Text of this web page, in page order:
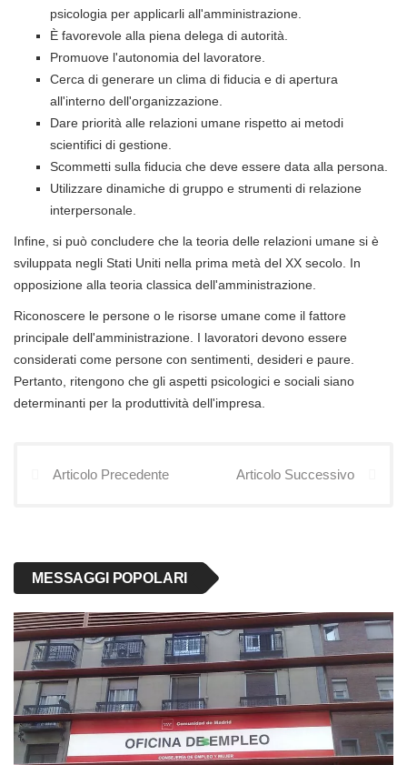
psicologia per applicarli all'amministrazione.
È favorevole alla piena delega di autorità.
Promuove l'autonomia del lavoratore.
Cerca di generare un clima di fiducia e di apertura
all'interno dell'organizzazione.
Dare priorità alle relazioni umane rispetto ai metodi
scientifici di gestione.
Scommetti sulla fiducia che deve essere data alla persona.
Utilizzare dinamiche di gruppo e strumenti di relazione
interpersonale.
Infine, si può concludere che la teoria delle relazioni umane si è
sviluppata negli Stati Uniti nella prima metà del XX secolo. In
opposizione alla teoria classica dell'amministrazione.
Riconoscere le persone o le risorse umane come il fattore
principale dell'amministrazione. I lavoratori devono essere
considerati come persone con sentimenti, desideri e paure.
Pertanto, ritengono che gli aspetti psicologici e sociali siano
determinanti per la produttività dell'impresa.
Articolo Precedente Articolo Successivo
MESSAGGI POPOLARI